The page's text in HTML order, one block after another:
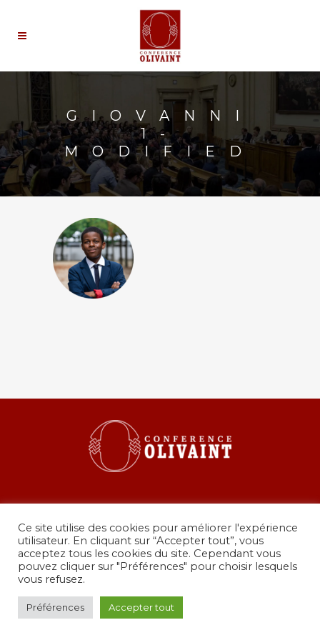
GIOVANNI
1-
MODIFIED
36 rue de Grenelle, 75007 Paris
presidence@conferenceolivaint.fr
© Copyright 2024 - Conférence Olivaint -
Ce site utilise des cookies pour améliorer l'expérience
utilisateur. En cliquant sur “Accepter tout”, vous
acceptez tous les cookies du site. Cependant vous
pouvez cliquer sur "Préférences" pour choisir lesquels
vous refusez.
Préférences Accepter tout